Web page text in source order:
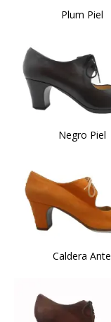
Plum Piel
Negro Piel
Caldera Ante